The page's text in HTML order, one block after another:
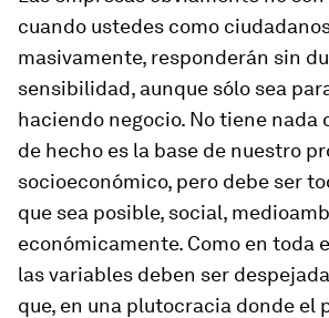
cuando ustedes como
masivamente, responderán sin
sensibilidad, aunque sólo sea
haciendo negocio. No tiene nada
de hecho es la base de nuestro
socioeconómico, pero debe ser
que sea posible, social,
económicamente. Como en toda
las variables deben ser
que, en una plutocracia donde el